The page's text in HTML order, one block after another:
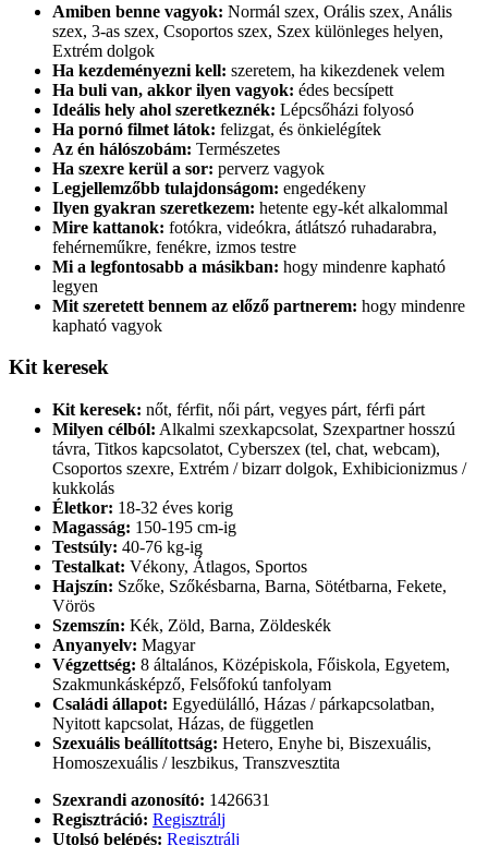
Amiben benne vagyok: Normál szex, Orális szex, Anális
szex, 3-as szex, Csoportos szex, Szex különleges helyen,
Extrém dolgok
Ha kezdeményezni kell: szeretem, ha kikezdenek velem
Ha buli van, akkor ilyen vagyok: édes becsípett
Ideális hely ahol szeretkeznék: Lépcsőházi folyosó
Ha pornó filmet látok: felizgat, és önkielégítek
Az én hálószobám: Természetes
Ha szexre kerül a sor: perverz vagyok
Legjellemzőbb tulajdonságom: engedékeny
Ilyen gyakran szeretkezem: hetente egy-két alkalommal
Mire kattanok: fotókra, videókra, átlátszó ruhadarabra,
fehérneműkre, fenékre, izmos testre
Mi a legfontosabb a másikban: hogy mindenre kapható
legyen
Mit szeretett bennem az előző partnerem: hogy mindenre
kapható vagyok
Kit keresek
Kit keresek: nőt, férfit, női párt, vegyes párt, férfi párt
Milyen célból: Alkalmi szexkapcsolat, Szexpartner hosszú
távra, Titkos kapcsolatot, Cyberszex (tel, chat, webcam),
Csoportos szexre, Extrém / bizarr dolgok, Exhibicionizmus /
kukkolás
Életkor: 18-32 éves korig
Magasság: 150-195 cm-ig
Testsúly: 40-76 kg-ig
Testalkat: Vékony, Átlagos, Sportos
Hajszín: Szőke, Szőkésbarna, Barna, Sötétbarna, Fekete,
Vörös
Szemszín: Kék, Zöld, Barna, Zöldeskék
Anyanyelv: Magyar
Végzettség: 8 általános, Középiskola, Főiskola, Egyetem,
Szakmunkásképző, Felsőfokú tanfolyam
Családi állapot: Egyedülálló, Házas / párkapcsolatban,
Nyitott kapcsolat, Házas, de független
Szexuális beállítottság: Hetero, Enyhe bi, Biszexuális,
Homoszexuális / leszbikus, Transzvesztita
Szexrandi azonosító: 1426631
Regisztráció: Regisztrálj
Utolsó belépés: Regisztrálj